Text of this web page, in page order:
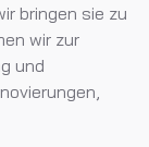
bringen sie zu
wir zur
und